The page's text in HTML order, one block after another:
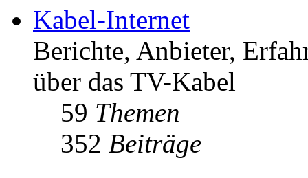
Kabel-Internet
Berichte, Anbieter,
über das TV-Kabel
59 Themen
352 Beiträge